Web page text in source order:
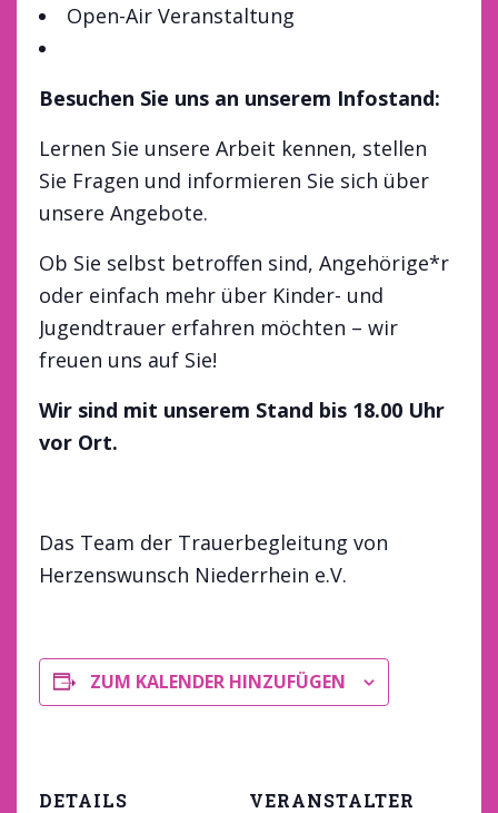
Open-Air Veranstaltung
Besuchen Sie uns an unserem Infostand:
Lernen Sie unsere Arbeit kennen, stellen
Sie Fragen und informieren Sie sich über
unsere Angebote.
Ob Sie selbst betroffen sind, Angehörige*r
oder einfach mehr über Kinder- und
Jugendtrauer erfahren möchten – wir
freuen uns auf Sie!
Wir sind mit unserem Stand bis 18.00 Uhr
vor Ort.
Das Team der Trauerbegleitung von
Herzenswunsch Niederrhein e.V.
ZUM KALENDER HINZUFÜGEN
DETAILS VERANSTALTER